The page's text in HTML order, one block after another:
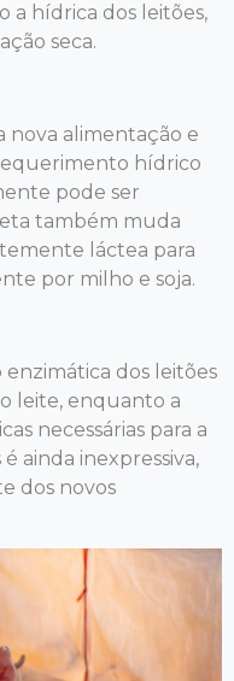
a hídrica dos leitões,
seca.
nova alimentação e
hídrico
pode ser
também muda
láctea para
por milho e soja.
enzimática dos leitões
leite, enquanto a
necessárias para a
ainda inexpressiva,
dos novos